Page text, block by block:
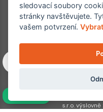
Copyright ©
Machkova 1642/2,
Všechna práva
s.r.o.
sledovací soubory
stránky navštěvujete.
vašem potvrzení.Vybrat